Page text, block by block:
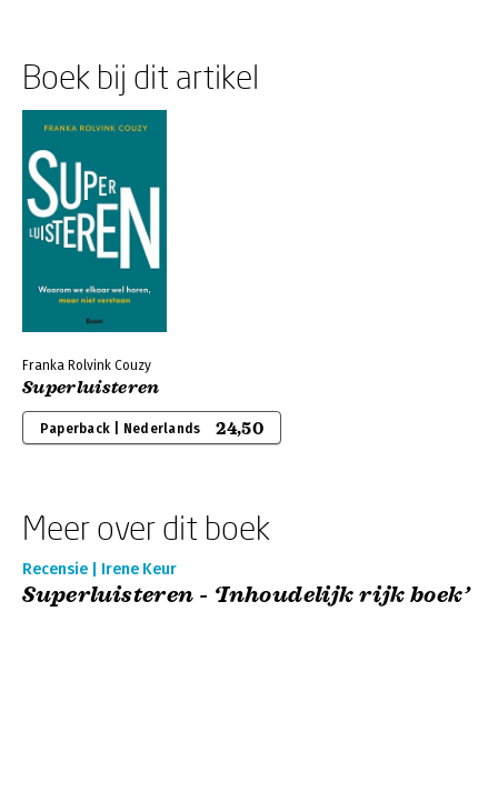
Boek bij dit artikel
Franka Rolvink Couzy
Superluisteren
Paperback | Nederlands 24,50
Meer over dit boek
Recensie | Irene Keur
Superluisteren - ‘Inhoudelijk rijk boek’